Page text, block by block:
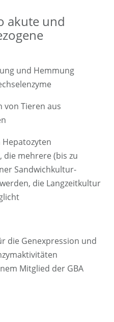
akute und
und Hemmung
von Tieren aus
die mehrere (bis zu
Sandwichkultur-
die Langzeitkultur
die Genexpression und
Mitglied der GBA